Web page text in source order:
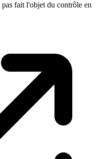
fait l'objet du contrôle en